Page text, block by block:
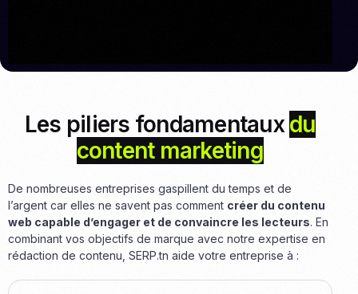
Les piliers fondamentaux du
content marketing
De nombreuses entreprises gaspillent du temps et de
l’argent car elles ne savent pas comment créer du contenu
web capable d’engager et de convaincre les lecteurs. En
combinant vos objectifs de marque avec notre expertise en
rédaction de contenu, SERP.tn aide votre entreprise à :